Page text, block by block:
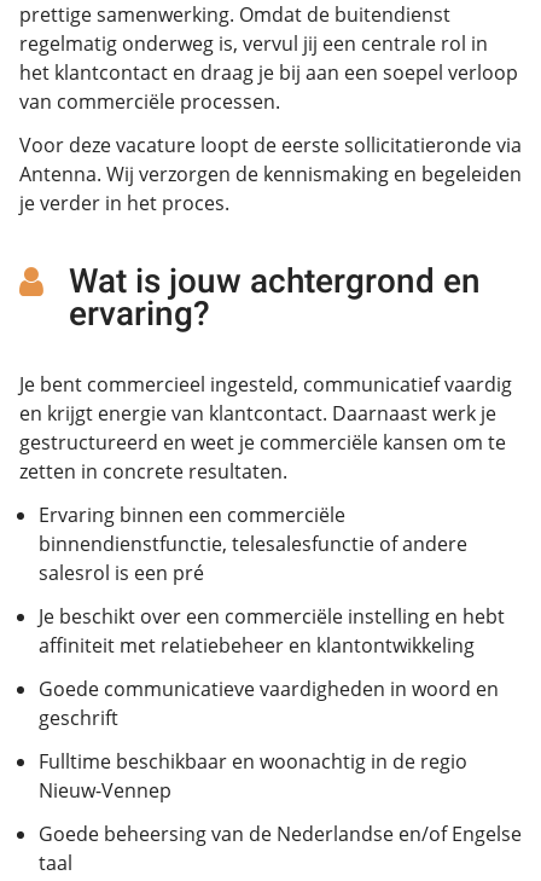
prettige samenwerking. Omdat de buitendienst
regelmatig onderweg is, vervul jij een centrale rol in
het klantcontact en draag je bij aan een soepel verloop
van commerciële processen.
Voor deze vacature loopt de eerste sollicitatieronde via
Antenna. Wij verzorgen de kennismaking en begeleiden
je verder in het proces.
Wat is jouw achtergrond en
ervaring?
Je bent commercieel ingesteld, communicatief vaardig
en krijgt energie van klantcontact. Daarnaast werk je
gestructureerd en weet je commerciële kansen om te
zetten in concrete resultaten.
Ervaring binnen een commerciële
binnendienstfunctie, telesalesfunctie of andere
salesrol is een pré
Je beschikt over een commerciële instelling en hebt
affiniteit met relatiebeheer en klantontwikkeling
Goede communicatieve vaardigheden in woord en
geschrift
Fulltime beschikbaar en woonachtig in de regio
Nieuw-Vennep
Goede beheersing van de Nederlandse en/of Engelse
taal